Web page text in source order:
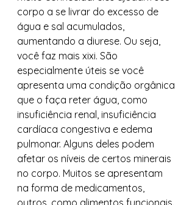
corpo a se livrar do excesso de
água e sal acumulados,
aumentando a diurese. Ou seja,
você faz mais xixi. São
especialmente úteis se você
apresenta uma condição orgânica
que o faça reter água, como
insuficiência renal, insuficiência
cardíaca congestiva e edema
pulmonar. Alguns deles podem
afetar os níveis de certos minerais
no corpo. Muitos se apresentam
na forma de medicamentos,
outros, como alimentos funcionais.